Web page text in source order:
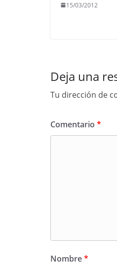
15/03/2012
Deja una
Tu dirección de
Comentario *
Nombre*